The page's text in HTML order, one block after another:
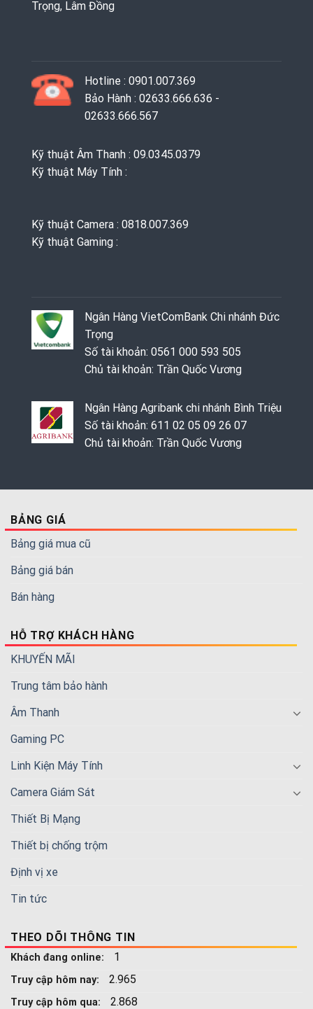
Trọng, Lâm Đồng
Hotline : 0901.007.369
Bảo Hành : 02633.666.636 -
02633.666.567
Kỹ thuật Âm Thanh : 09.0345.0379
Kỹ thuật Máy Tính :
Kỹ thuật Camera : 0818.007.369
Kỹ thuật Gaming ‭: ‬
Ngân Hàng VietComBank Chi nhánh Đức
Trọng
Số tài khoản: 0561 000 593 505
Chủ tài khoản: Trần Quốc Vương
Ngân Hàng Agribank chi nhánh Bình Triệu
Số tài khoản: 611 02 05 09 26 07
Chủ tài khoản: Trần Quốc Vương
BẢNG GIÁ
Bảng giá mua cũ
Bảng giá bán
Bán hàng
HỖ TRỢ KHÁCH HÀNG
KHUYẾN MÃI
Trung tâm bảo hành
Âm Thanh
Gaming PC
Linh Kiện Máy Tính
Camera Giám Sát
Thiết Bị Mạng
Thiết bị chống trộm
Định vị xe
Tin tức
THEO DÕI THÔNG TIN
Khách đang online: 1
Truy cập hôm nay: 2.965
Truy cập hôm qua: 2.868